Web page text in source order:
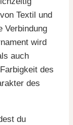
Textil und
Verbindung
wird
auch
des
des
du